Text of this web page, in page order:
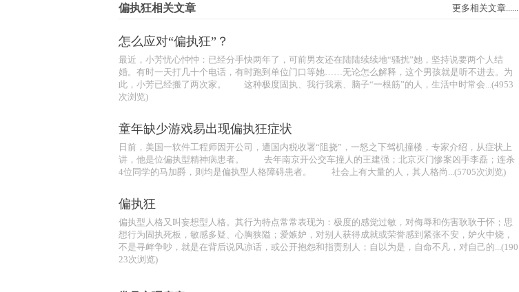
偏执狂相关文章 更多相关文章......
怎么应对“偏执狂”？
最近，小芳忧心忡忡：已经分手快两年了，可前男友还在陆陆续续地“骚扰”她，坚持说要两个人结
婚。有时一天打几十个电话，有时跑到单位门口等她……无论怎么解释，这个男孩就是听不进去。为
此，小芳已经搬了两次家。 这种极度固执、我行我素、脑子“一根筋”的人，生活中时常会...(4953
次浏览)
童年缺少游戏易出现偏执狂症状
日前，美国一软件工程师因开公司，遭国内税收署“阻挠”，一怒之下驾机撞楼，专家介绍，从症状上
讲，他是位偏执型精神病患者。 去年南京开公交车撞人的王建强；北京灭门惨案凶手李磊；连杀
4位同学的马加爵，则均是偏执型人格障碍患者。 社会上有大量的人，其人格尚...(5705次浏览)
偏执狂
偏执型人格又叫妄想型人格。其行为特点常常表现为：极度的感觉过敏，对侮辱和伤害耿耿于怀；思
想行为固执死板，敏感多疑、心胸狭隘；爱嫉妒，对别人获得成就或荣誉感到紧张不安，妒火中烧，
不是寻衅争吵，就是在背后说风凉话，或公开抱怨和指责别人；自以为是，自命不凡，对自己的...(190
23次浏览)